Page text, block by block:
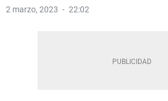
2 marzo, 2023 22:02